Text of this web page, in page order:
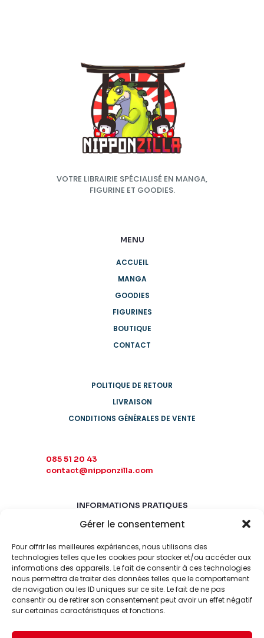
Gérer le consentement
Pour offrir les meilleures expériences, nous utilisons des
technologies telles que les cookies pour stocker et/ou accéder aux
informations des appareils. Le fait de consentir à ces technologies
nous permettra de traiter des données telles que le comportement
de navigation ou les ID uniques sur ce site. Le fait de ne pas
consentir ou de retirer son consentement peut avoir un effet négatif
sur certaines caractéristiques et fonctions.
VOTRE LIBRAIRIE SPÉCIALISÉ EN MANGA,
FIGURINE ET GOODIES.
MENU
ACCUEIL
MANGA
GOODIES
FIGURINES
BOUTIQUE
CONTACT
POLITIQUE DE RETOUR
LIVRAISON
CONDITIONS GÉNÉRALES DE VENTE
085 51 20 43
contact@nipponzilla.com
INFORMATIONS PRATIQUES
MARDI-SAMEDI
LUNDI-DIMANCHE
FERMÉ